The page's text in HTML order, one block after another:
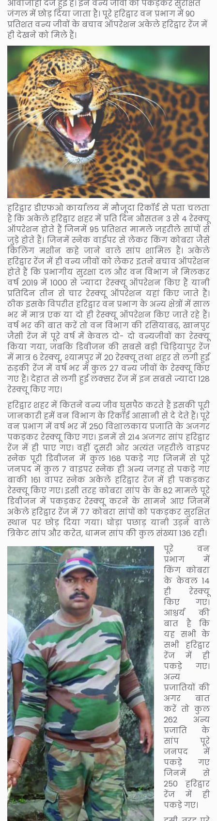
आवाजाही दर्ज हुई है। इन वन्य जीवों को पकड़कर सुरक्षित
जंगल में छोड़ दिया जाता है। पूरे हरिद्वार वन प्रभाग में 90
प्रतिशत वन्य जीवों के बचाव ऑपरेशन अकेले हरिद्वार रेंज में
ही देखने को मिले हैं।
हरिद्वार डीएफओ कार्यालय में मौजूदा रिकॉर्ड से पता चलता
है कि अकेले हरिद्वार शहर में प्रति दिन औसतन 3 से 4 रेस्क्यू
ऑपरेशन होते हैं जिनमें 95 प्रतिशत मामले जहरीले सांपों से
जुड़े होते हैं। जिनमें स्नेक वाईपर से लेकर किंग कोबरा जैसे
किलिंग मशीन कहे जाने वाले सांप शामिल हैं। अकेले
हरिद्वार रेंज में ही वन्य जीवों को लेकर इतने बचाव ऑपरेशन
होते हैं कि प्रभागीय सुरक्षा दल और वन विभाग ने मिलकर
वर्ष 2019 में 1000 से ज्यादा रेस्क्यू ऑपरेशन किए हैं यानी
प्रतिदिन तीन से चार रेस्क्यू ऑपरेशन यहां किए जाते हैं।
ठीक इसके विपरीत हरिद्वार वन प्रभाग के अन्य क्षेत्रों में साल
भर में मात्र एक या दो ही रेस्क्यू ऑपरेशन किए जाते रहे हैं।
वर्ष भर की बात करें तो वन विभाग की रसियाबढ़, खानपुर
जैसी रेंज में पूरे वर्ष में केवल दो- दो वन्यजीवों का रेस्क्यू
किया गया, जबकि डिवीजन की सबसे बड़ी चिड़ियापुर रेंज
में मात्र 6 रेस्क्यू, श्यामपुर में 20 रेस्क्यू तथा शहर से लगी हुई
रुड़की रेंज में वर्ष भर में कुल 27 वन्य जीवों के रेस्क्यू किए
गए हैं। देहात से लगी हुई लक्सर रेंज में इन सबसे ज्यादा 128
रेस्क्यू किए गए।
हरिद्वार शहर में कितने वन्य जीव घुसपैठ करते हैं इसकी पूरी
जानकारी हमें वन विभाग के रिकॉर्ड आसानी से दे देते हैं। पूरे
वन प्रभाग में वर्ष भर में 250 विशालकाय प्रजाति के अजगर
पकड़कर रेस्क्यू किए गए। इनमें से 214 अजगर सांप हरिद्वार
रेंज में ही पाए गए। वहीं दूसरी ओर अत्यंत जहरीले वाइपर
स्नेक पूरी डिवीजन में कुल 168 पकड़े गए जिनमें से पूरे
जनपद में कुल 7 वाइपर स्नेक ही अन्य जगह से पकड़े गए
बाकी 161 वापर स्नेक अकेले हरिद्वार रेंज में ही पकड़कर
रेस्क्यू किए गए। इसी तरह कोबरा सांप के के 82 मामले पूरे
डिवीजन में पकड़कर रेस्क्यू करने के सामने आए जिनमें
अकेले हरिद्वार रेंज में 77 कोबरा सांपों को पकड़कर सुरक्षित
स्थान पर छोड़ दिया गया। घोड़ा पछाड़ यानी उड़ने वाले
त्रिकेट सांप और करेत, धामन सांप की कुल संख्या 136 रही।
पूरे वन
प्रभाग में
किंग कोबरा
के केवल 14
ही रेस्क्यू
किए गए।
आश्चर्य की
बात है कि
यह सभी के
सभी हरिद्वार
रेंज में ही
पकड़े गए।
अन्य
प्रजातियों की
अगर बात
करें तो कुल
262 अन्य
प्रजाति के
सांप पूरे
जनपद में
पकड़े गए
जिनमें से
250 हरिद्वार
रेंज में ही
पकड़े गए।